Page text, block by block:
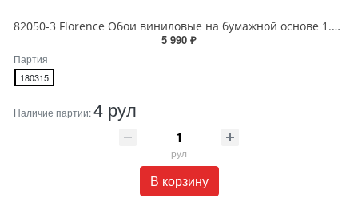
82050-3 Florence Обои виниловые на бумажной основе 1.06*15.6
5 990 ₽
Партия
180315
Наличие партии:4 рул
рул
В корзину